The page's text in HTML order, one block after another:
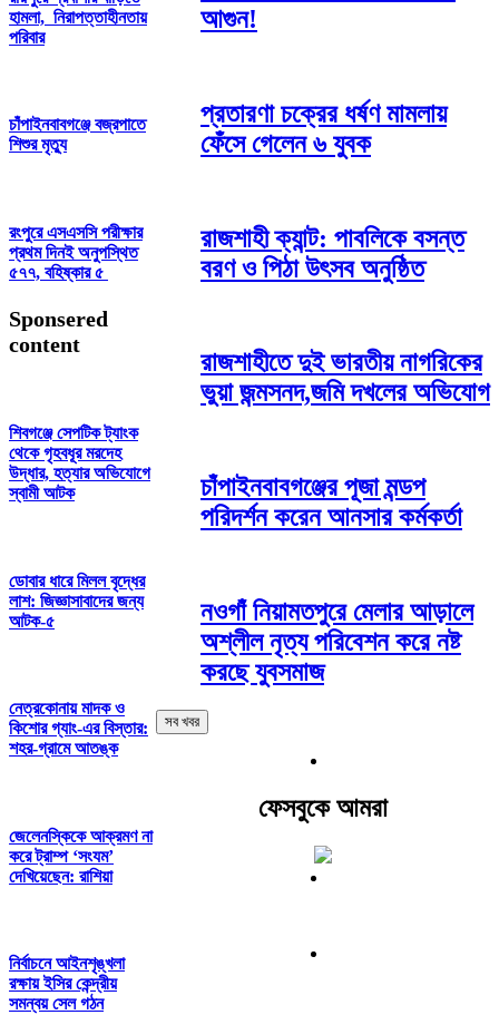
হামলা, নিরাপত্তাহীনতায়
পরিবার
চাঁপাইনবাবগঞ্জে বজ্রপাতে
শিশুর মৃত্যু
রংপুরে এসএসসি পরীক্ষার
প্রথম দিনই অনুপস্থিত
৫৭৭, বহিষ্কার ৫
Sponsered
content
শিবগঞ্জে সেপটিক ট্যাংক
থেকে গৃহবধূর মরদেহ
উদ্ধার, হত্যার অভিযোগে
স্বামী আটক
ডোবার ধারে মিলল বৃদ্ধের
লাশ: জিজ্ঞাসাবাদের জন্য
আটক-৫
নেত্রকোনায় মাদক ও
কিশোর গ্যাং-এর বিস্তার:
শহর-গ্রামে আতঙ্ক
জেলেনস্কিকে আক্রমণ না
করে ট্রাম্প ‘সংযম’
দেখিয়েছেন: রাশিয়া
নির্বাচনে আইনশৃঙ্খলা
রক্ষায় ইসির কেন্দ্রীয়
সমন্বয় সেল গঠন
আগুন!
প্রতারণা চক্রের ধর্ষণ মামলায়
ফেঁসে গেলেন ৬ যুবক
রাজশাহী ক্যান্ট: পাবলিকে বসন্ত
বরণ ও পিঠা উৎসব অনুষ্ঠিত
রাজশাহীতে দুই ভারতীয় নাগরিকের
ভুয়া জন্মসনদ,জমি দখলের অভিযোগ
চাঁপাইনবাবগঞ্জের পূজা মন্ডপ
পরিদর্শন করেন আনসার কর্মকর্তা
নওগাঁ নিয়ামতপুরে মেলার আড়ালে
অশ্লীল নৃত্য পরিবেশন করে নষ্ট
করছে যুবসমাজ
সব খবর
ফেসবুকে আমরা